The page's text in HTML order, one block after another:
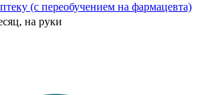
(с переобучением на фармацевта)
на руки